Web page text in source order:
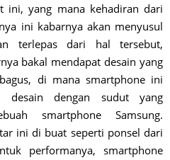
ini, yang mana kehadiran dari
ini kabarnya akan menyusul
terlepas dari hal tersebut,
bakal mendapat desain yang
di mana smartphone ini
desain dengan sudut yang
smartphone Samsung.
ini di buat seperti ponsel dari
performanya, smartphone